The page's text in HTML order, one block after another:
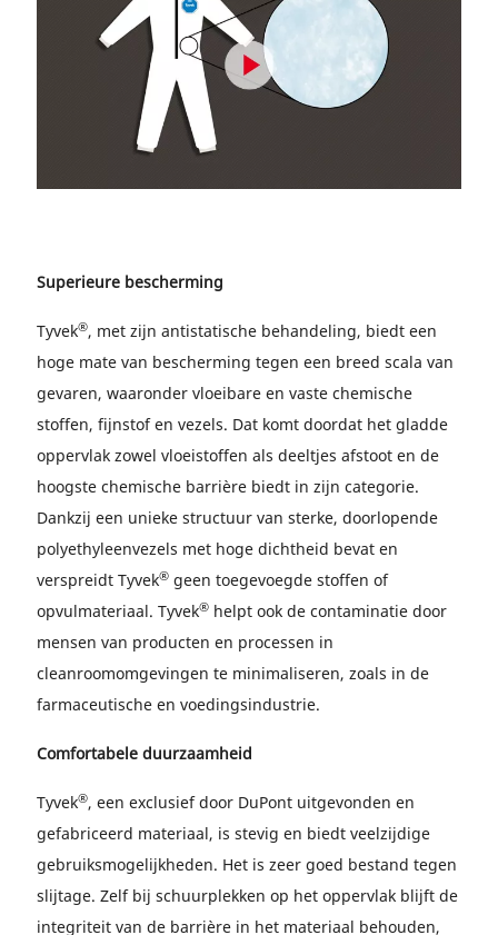
Superieure bescherming
Tyvek®, met zijn antistatische behandeling, biedt een
hoge mate van bescherming tegen een breed scala van
gevaren, waaronder vloeibare en vaste chemische
stoffen, fijnstof en vezels. Dat komt doordat het gladde
oppervlak zowel vloeistoffen als deeltjes afstoot en de
hoogste chemische barrière biedt in zijn categorie.
Dankzij een unieke structuur van sterke, doorlopende
polyethyleenvezels met hoge dichtheid bevat en
verspreidt Tyvek® geen toegevoegde stoffen of
opvulmateriaal. Tyvek® helpt ook de contaminatie door
mensen van producten en processen in
cleanroomomgevingen te minimaliseren, zoals in de
farmaceutische en voedingsindustrie.
Comfortabele duurzaamheid
Tyvek®, een exclusief door DuPont uitgevonden en
gefabriceerd materiaal, is stevig en biedt veelzijdige
gebruiksmogelijkheden. Het is zeer goed bestand tegen
slijtage. Zelf bij schuurplekken op het oppervlak blijft de
integriteit van de barrière in het materiaal behouden,